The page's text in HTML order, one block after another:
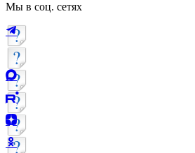
Мы в соц. сетях